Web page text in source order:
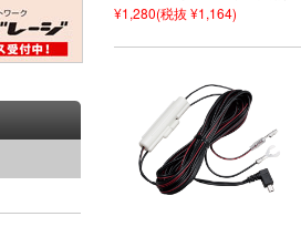
¥1,280(税抜 ¥1,164)